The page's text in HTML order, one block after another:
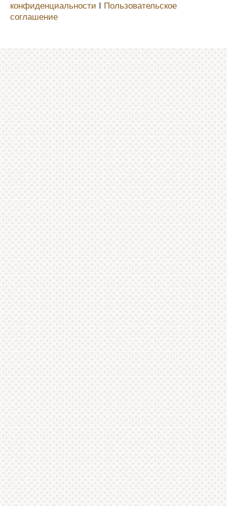
конфиденциальности Ι Пользовательское
соглашение